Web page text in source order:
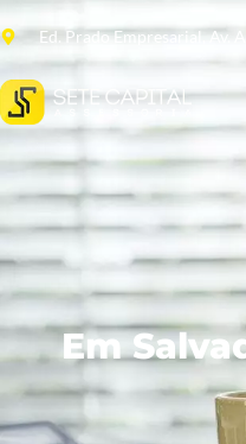
Ed. Prado Empresarial, Av.
Em